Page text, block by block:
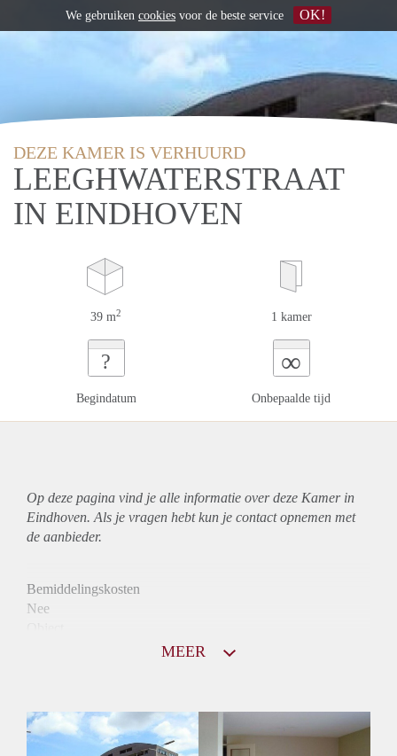
DEZE KAMER IS VERHUURD
LEEGHWATERSTRAAT
IN EINDHOVEN
39 m2 1 kamer
?
Begindatum
∞
Onbepaalde tijd
Op deze pagina vind je alle informatie over deze Kamer in
Eindhoven. Als je vragen hebt kun je contact opnemen met
de aanbieder.
Bemiddelingskosten
Nee
Niet mogelijk
Huurtoeslag
MEER
We gebruiken cookies voor de beste service OK!